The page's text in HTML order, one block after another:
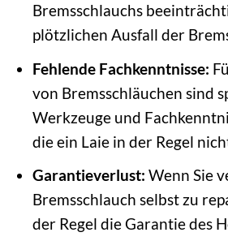
Bremsschlauchs
plötzlichen Ausfall der
Fehlende Fachkenntnisse:
von Bremsschläuchen sind
Werkzeuge und
die ein Laie in der Regel
Garantieverlust: Wenn Sie
Bremsschlauch selbst zu
der Regel die Garantie des